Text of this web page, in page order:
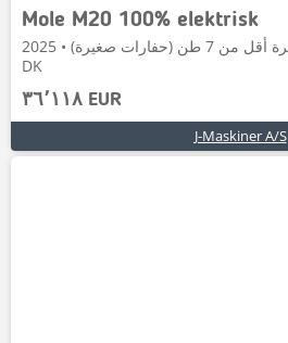
Mole M20 100% elektrisk
حفارات صغيرة أقل من 7 طن (حفارات صغيرة) • 2025 • Rødekro,
DK
٣٦٬١١٨ EUR
J-Maskiner A/S